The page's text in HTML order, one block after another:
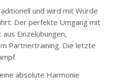
und wird mit Würde
Der perfekte Umgang mit
Einzelübungen,
Partnertraining. Die letzte
absolute Harmonie